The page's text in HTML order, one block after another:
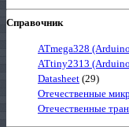
Справочник
ATmega328
ATtiny2313
Datasheet (29)
Отечественные
Отечественные